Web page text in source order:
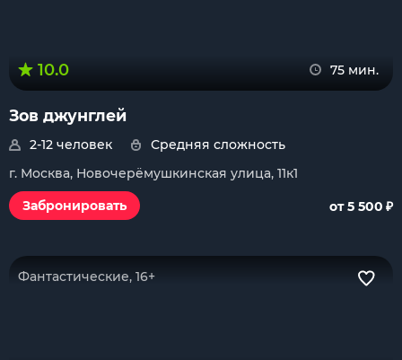
10.0 75 мин.
Зов джунглей
2-12 человек
Средняя сложность
г. Москва, Новочерёмушкинская улица, 11к1
Забронировать
от 5 500 ₽
Фантастические, 16+